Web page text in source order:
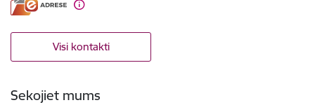
Visi kontakti
Sekojiet mums